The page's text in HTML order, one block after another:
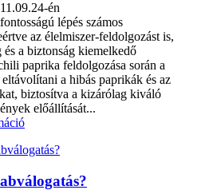
én
lépés számos
az élelmiszer-feldolgozást is,
és a biztonság kiemelkedő
paprika feldolgozása során a
a hibás paprikák és az
biztosítva a kizárólag kiváló
előállítását...